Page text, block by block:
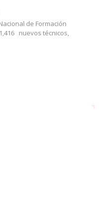
de Formación
nuevos técnicos,